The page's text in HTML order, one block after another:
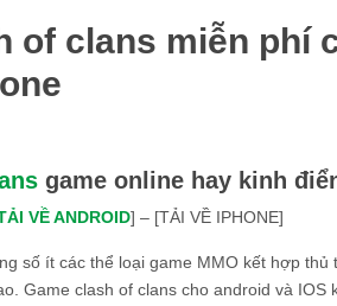
of clans miễn phí
game online hay kinh
VỀ ANDROID] – [TẢI VỀ IPHONE]
số ít các thể loại game MMO kết hợp thủ
Game clash of clans cho android và IOS